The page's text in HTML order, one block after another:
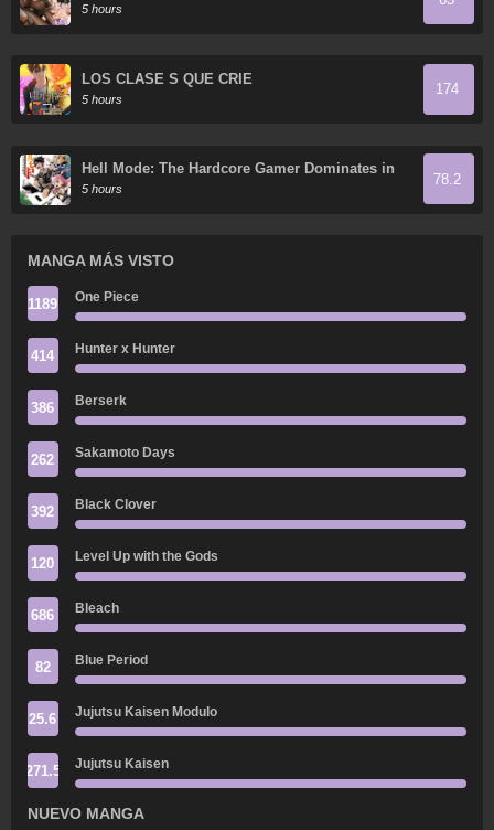
5 hours
LOS CLASE S QUE CRIÉ
5 hours
174
Hell Mode: The Hardcore Gamer Dominates in
Another World with Garbage Balancing
5 hours
78.2
MANGA MÁS VISTO
1189 One Piece
414 Hunter x Hunter
386 Berserk
262 Sakamoto Days
392 Black Clover
120 Level Up with the Gods
686 Bleach
82 Blue Period
25.6 Jujutsu Kaisen Modulo
271.5 Jujutsu Kaisen
NUEVO MANGA